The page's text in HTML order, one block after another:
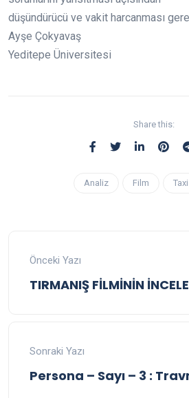
düşündürücü ve vakit harcanması
Ayşe Çokyavaş
Yeditepe Üniversitesi
Share this:
Analiz Film
Önceki Yazı
TIRMANIŞ FİLMİNİN
Sonraki Yazı
Persona – Sayı – 3 :